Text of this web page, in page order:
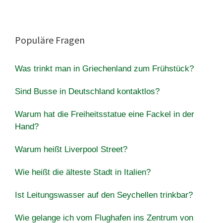
Populäre Fragen
Was trinkt man in Griechenland zum Frühstück?
Sind Busse in Deutschland kontaktlos?
Warum hat die Freiheitsstatue eine Fackel in der
Hand?
Warum heißt Liverpool Street?
Wie heißt die älteste Stadt in Italien?
Ist Leitungswasser auf den Seychellen trinkbar?
Wie gelange ich vom Flughafen ins Zentrum von